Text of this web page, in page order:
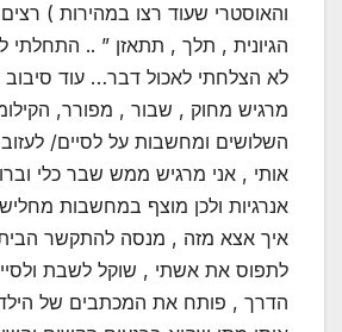
והאוסטרי שעוד רצו במהירות )
הגיונית , תלך , תתאזן ” .. התחלתי
לא הצלחתי לאכול דבר… עוד סיבוב
מרגיש מחוק , שבור , מפורר,
השלושים ומחשבות על לסיים/
אותי , אני מרגיש ממש שבר כלי
אנרגיות ולכן מוצף במחשבות
איך אצא מזה , מנסה להתקשר
לתפוס את אשתי , שוקל לשבת
הדרך , פותח את המכתבים של